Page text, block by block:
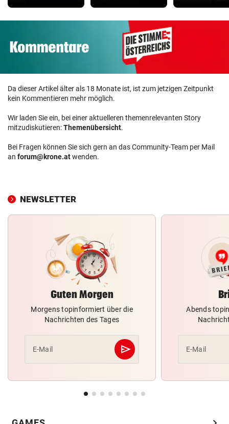
Da dieser Artikel älter als 18 Monate ist, ist zum jetzigen Zeitpunkt
kein Kommentieren mehr möglich.
Wir laden Sie ein, bei einer aktuelleren themenrelevanten Story
mitzudiskutieren:Themenübersicht.
Bei Fragen können Sie sich gern an das Community-Team per Mail
an forum@krone.atwenden.
NEWSLETTER
Guten Morgen
Morgens topinformiert über die
Nachrichten des Tages
E-Mail send
Abschicken
Abends
E-Mail